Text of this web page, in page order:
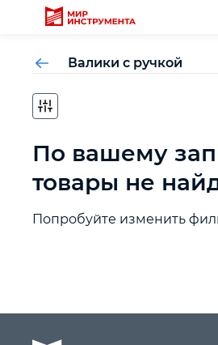
Отделочный инструмент
Слесарный инструмент
Столярный инструмент
Валики с ручкой
По вашему
товары не
Попробуйте изменить